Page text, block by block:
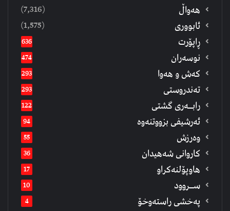
هەواڵ (7,316)
ئابووری (1,575)
ڕاپۆرت 636
نوسەران 474
كەش و هەوا 293
تەندروستی 293
رابــه‌ری گشتی 122
ئەرشیفى بزووتنەوە 94
وەرزش 55
كاروانی شەهیدان 36
هاوپۆلنەكراو 17
ســروود 10
په‌خشی راسته‌وخۆ 4